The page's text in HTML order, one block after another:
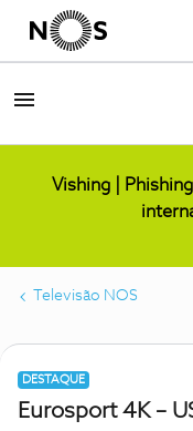
Vishing |
Televisão NOS
DESTAQUE
Eurosport 4K –